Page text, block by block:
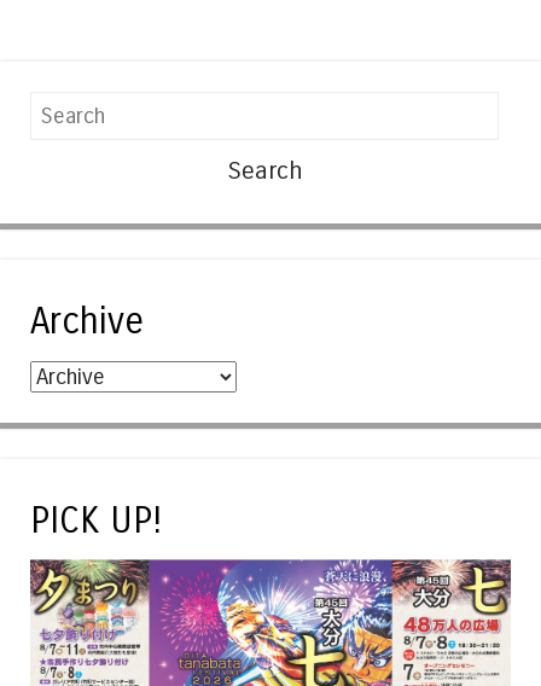
Search
Archive
PICK UP!